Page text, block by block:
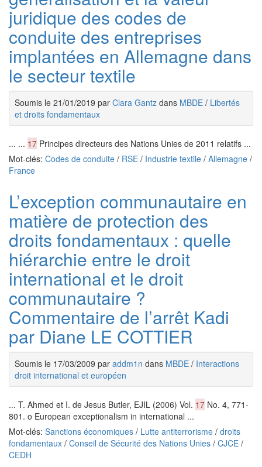
juridique des codes de
conduite des entreprises
implantées en Allemagne dans
le secteur textile
Soumis le 21/01/2019 par Clara Gantz dans MBDE / Libertés
et droits fondamentaux
... ... 17 Principes directeurs des Nations Unies de 2011 relatifs ...
Mot-clés: Codes de conduite / RSE / Industrie textile / Allemagne /
France
L’exception communautaire en
matière de protection des
droits fondamentaux : quelle
hiérarchie entre le droit
international et le droit
communautaire ?
Commentaire de l’arrêt Kadi
par Diane LE COTTIER
Soumis le 17/03/2009 par addm1n dans MBDE / Interactions
droit international et européen
... T. Ahmed et I. de Jesus Butler, EJIL (2006) Vol. 17 No. 4, 771-
801. o European exceptionalism in international ...
Mot-clés: Sanctions économiques / Lutte antiterrorisme / droits
fondamentaux / Conseil de Sécurité des Nations Unies / CJCE /
CEDH